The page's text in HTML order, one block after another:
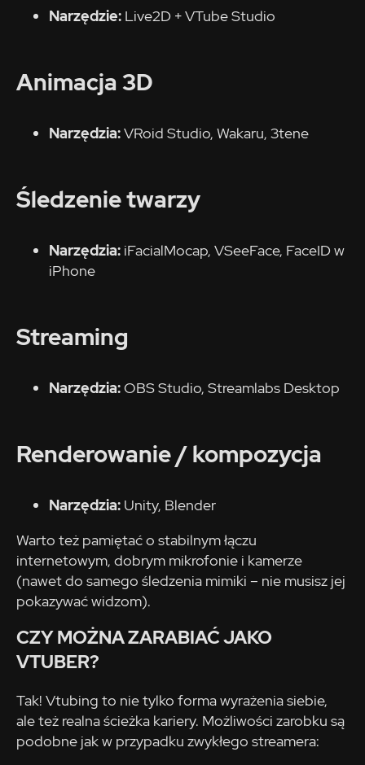
Narzędzie: Live2D + VTube Studio
Animacja 3D
Narzędzia:VRoid Studio, Wakaru, 3tene
Śledzenie twarzy
Narzędzia: iFacialMocap, VSeeFace, FaceID w
iPhone
Streaming
Narzędzia:OBS Studio, Streamlabs Desktop
Renderowanie / kompozycja
Narzędzia: Unity, Blender
Warto też pamiętać o stabilnym łączu
internetowym, dobrym mikrofonie i kamerze
(nawet do samego śledzenia mimiki – nie musisz jej
pokazywać widzom).
CZY MOŻNA ZARABIAĆ JAKO
VTUBER?
Tak! Vtubing to nie tylko forma wyrażenia siebie,
ale też realna ścieżka kariery. Możliwości zarobku są
podobne jak w przypadku zwykłego streamera: